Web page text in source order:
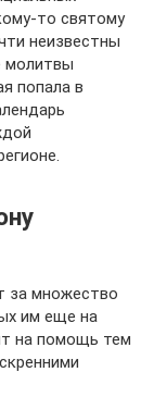
то святому
неизвестны
молитвы
попала в
за множество
им еще на
на помощь тем